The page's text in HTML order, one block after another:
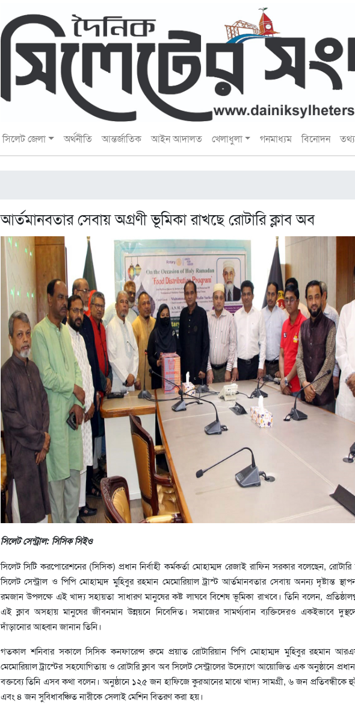
সিলেট জেলা অর্থনীতি আন্তর্জাতিক আইন আদালত খেলাধুলা গনমাধ্যম বিনোদন তথ্য
আর্তমানবতার সেবায় অগ্রণী ভূমিকা রাখছে রোটারি ক্লাব অব
সিলেট সেন্ট্রাল: সিসিক সিইও
সিলেট সিটি করপোরেশনের (সিসিক) প্রধান নির্বাহী কর্মকর্তা মোহাম্মদ রেজাই রাফিন সরকার বলেছেন,
সিলেট সেন্ট্রাল ও পিপি মোহাম্মদ মুহিবুর রহমান মেমোরিয়াল ট্রাস্ট আর্তমানবতার সেবায় অনন্য দৃষ্টান্ত
রমজান উপলক্ষে এই খাদ্য সহায়তা সাধারণ মানুষের কষ্ট লাঘবে বিশেষ ভূমিকা রাখবে। তিনি বলেন,
এই ক্লাব অসহায় মানুষের জীবনমান উন্নয়নে নিবেদিত। সমাজের সামর্থ্যবান ব্যক্তিদেরও একইভাবে
দাঁড়ানোর আহ্বান জানান তিনি।
গতকাল শনিবার সকালে সিসিক কনফারেন্স রুমে প্রয়াত রোটারিয়ান পিপি মোহাম্মদ মুহিবুর রহমান
মেমোরিয়াল ট্রাস্টের সহযোগিতায় ও রোটারি ক্লাব অব সিলেট সেন্ট্রালের উদ্যোগে আয়োজিত এক অনুষ্ঠানে
বক্তব্যে তিনি এসব কথা বলেন। অনুষ্ঠানে ১২৫ জন হাফিজে কুরআনের মাঝে খাদ্য সামগ্রী, ৬ জন প্রতিবন্ধীকে
এবং ৪ জন সুবিধাবঞ্চিত নারীকে সেলাই মেশিন বিতরণ করা হয়।